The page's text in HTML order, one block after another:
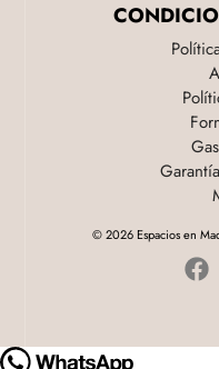
© 2026 Espacios en